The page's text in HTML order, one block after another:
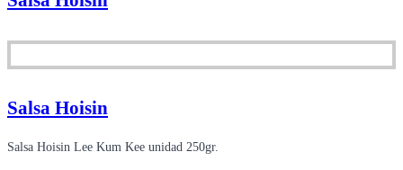
Salsa Hoisin
Salsa Hoisin Lee Kum Kee unidad 250gr.